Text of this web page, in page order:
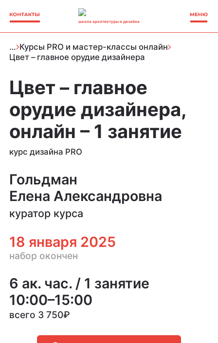
школа архитектуры и дизайна
… Курсы PRO и мастер-классы онлайн
Цвет – главное орудие дизайнера
Цвет – главное
орудие дизайнера,
онлайн – 1 занятие
курс дизайна PRO
Гольдман
Елена Александровна
куратор курса
18 января 2025
набор окончен
6 ак. час. / 1 занятие
10:00–15:00
всего 3 750₽